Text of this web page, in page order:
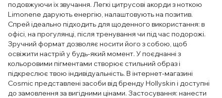
подовжуючи їх звучання. Легкі цитрусові акорди з ноткою
Limonene дарують енергію, налаштовують на позитив.
Спрей ідеально підходить для щоденного використання: в
офісі, на прогулянці, після тренування чи під час подорожі.
Зручний формат дозволяє носити його з собою, щоб
освіжити настрій у будь-який момент. У поєднанні з
кольоровими пігментами створює стильний образ і
підкреслює твою індивідуальність. В інтернет-магазині
Cosmic представлені засоби від бренду Hollyskin і доступні
до замовлення за вигідними цінами. Застосування: нанести